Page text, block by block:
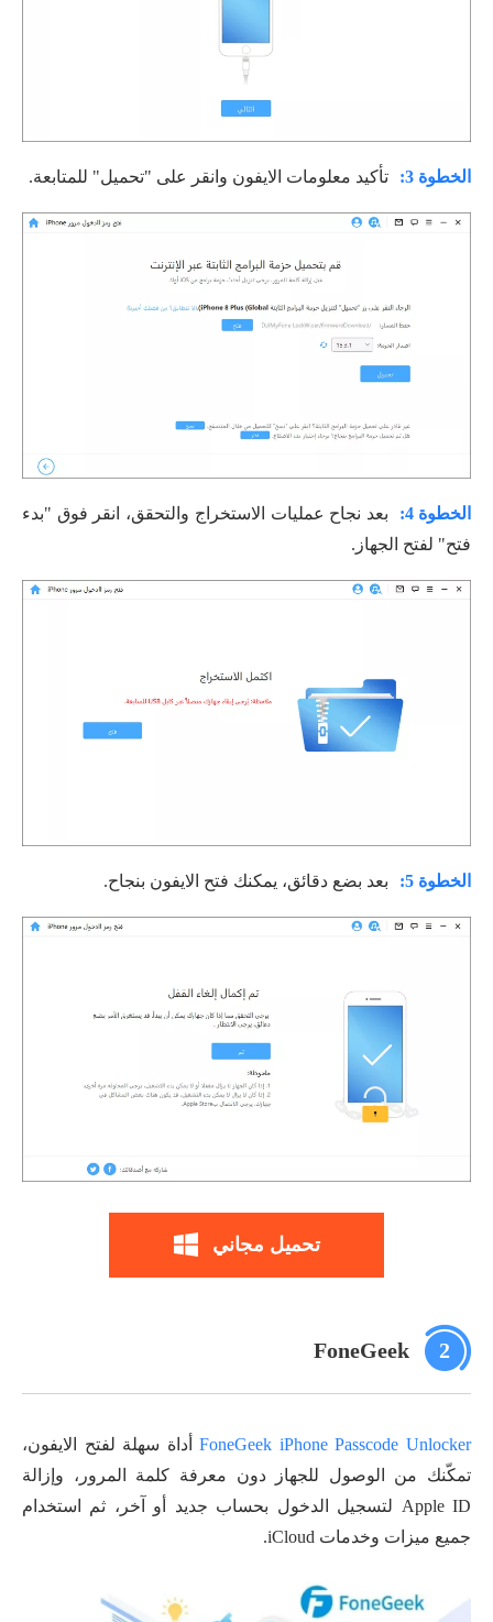
الخطوة 3: تأكيد معلومات الايفون وانقر على "تحميل" للمتابعة.
الخطوة 4:
بعد نجاح عمليات الاستخراج والتحقق، انقر فوق "بدء
فتح" لفتح الجهاز.
الخطوة 5: بعد بضع دقائق، يمكنك فتح الايفون بنجاح.
تحميل مجاني
2
FoneGeek iPhone Passcode Unlockerأداة سهلة لفتح الايفون،
تمكّنك من الوصول للجهاز دون معرفة كلمة المرور، وإزالة
Apple ID لتسجيل الدخول بحساب جديد أو آخر، ثم استخدام
جميع ميزات وخدمات iCloud.